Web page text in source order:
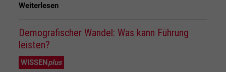
Weiterlesen
Demografischer Wandel: Was kann Führung
leisten?
WISSEN plus